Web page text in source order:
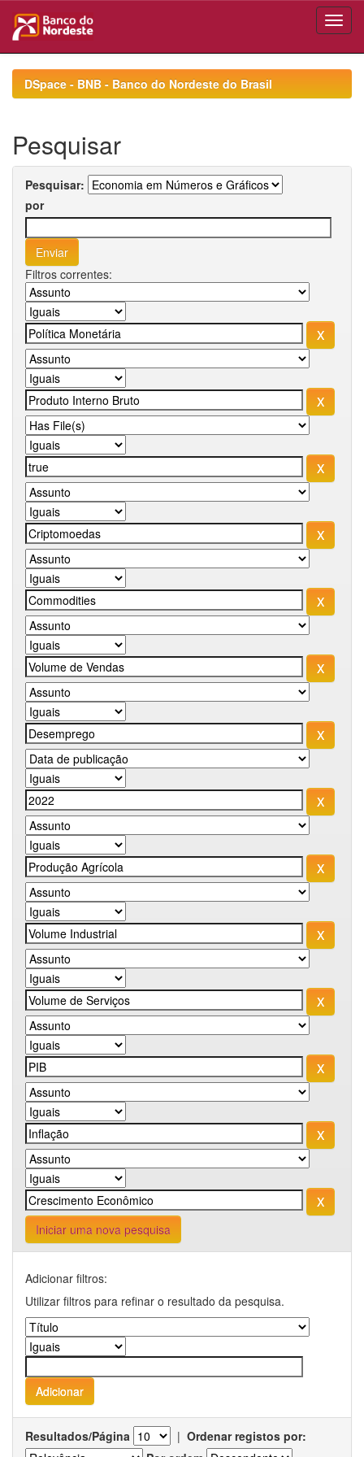
navigationDSpace - BNB - Banco do Nordeste do Brasil
Pesquisar
Pesquisar:
por
Filtros correntes:
Iniciar uma nova pesquisa
Adicionar filtros:
Utilizar filtros para refinar o resultado da pesquisa.
Resultados/Página | Ordenar registos por: